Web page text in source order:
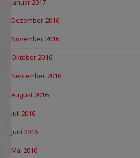
Dezember 2016
November 2016
Oktober 2016
September 2016
August 2016
Juli 2016
Juni 2016
Mai 2016